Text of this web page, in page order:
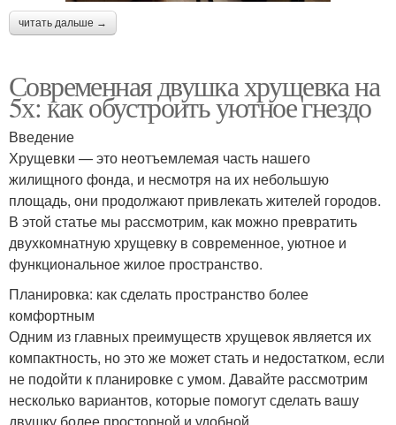
читать дальше →
Современная двушка хрущевка на
5х: как обустроить уютное гнездо
Введение
Хрущевки — это неотъемлемая часть нашего
жилищного фонда, и несмотря на их небольшую
площадь, они продолжают привлекать жителей городов.
В этой статье мы рассмотрим, как можно превратить
двухкомнатную хрущевку в современное, уютное и
функциональное жилое пространство.
Планировка: как сделать пространство более
комфортным
Одним из главных преимуществ хрущевок является их
компактность, но это же может стать и недостатком, если
не подойти к планировке с умом. Давайте рассмотрим
несколько вариантов, которые помогут сделать вашу